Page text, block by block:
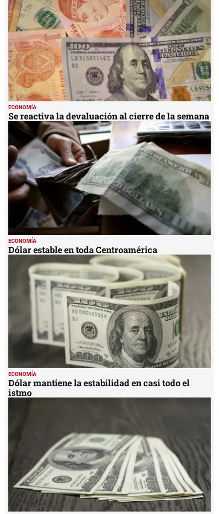
54
seconds
ECONOMÍA
Se reactiva la devaluación al cierre de la semana
ECONOMÍA
Dólar estable en toda Centroamérica
ECONOMÍA
Dólar mantiene la estabilidad en casi todo el
istmo